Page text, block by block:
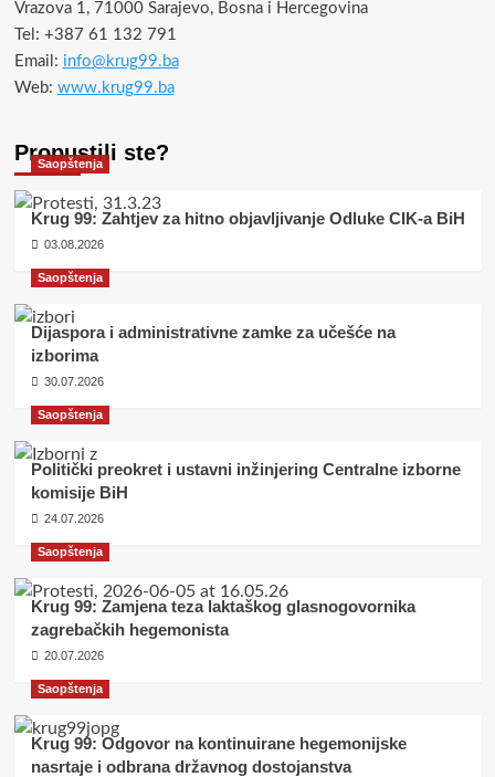
Vrazova 1, 71000 Sarajevo, Bosna i Hercegovina
Tel: +387 61 132 791
Email: info@krug99.ba
Web: www.krug99.ba
Propustili ste?
Saopštenja
Krug 99: Zahtjev za hitno objavljivanje Odluke CIK-a BiH
03.08.2026
Saopštenja
Dijaspora i administrativne zamke za učešće na
izborima
30.07.2026
Saopštenja
Politički preokret i ustavni inžinjering Centralne izborne
komisije BiH
24.07.2026
Saopštenja
Krug 99: Zamjena teza laktaškog glasnogovornika
zagrebačkih hegemonista
20.07.2026
Saopštenja
Krug 99: Odgovor na kontinuirane hegemonijske
nasrtaje i odbrana državnog dostojanstva